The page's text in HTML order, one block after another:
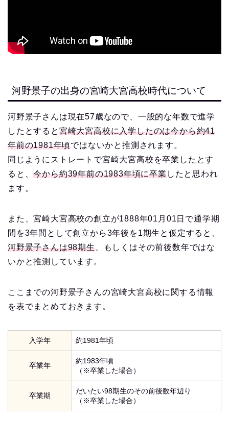
河野景子の出身の宮崎大宮高校時代について
河野景子さんは現在57歳なので、一般的な年数で進学
したとすると 宮崎大宮高校に入学したのは今から約41
年前の1981年頃ではないかと推測されます。
同じようにストレートで宮崎大宮高校を卒業したとす
ると、今から約39年前の1983年頃に卒業したと思われ
ます。
また、宮崎大宮高校の創立が1888年01月01日で通学期
間を3年間として創立から3年後を1期生と仮定すると、
河野景子さんは98期生、もしくはその前後数年ではな
いかと推測しています。
ここまでの河野景子さんの宮崎大宮高校に関する情報
を表でまとめておきます。
入学年 約1981年頃
卒業年
約1983年頃
（※卒業した場合）
卒業期
だいたい98期生のその前後数年辺り
（※卒業した場合）